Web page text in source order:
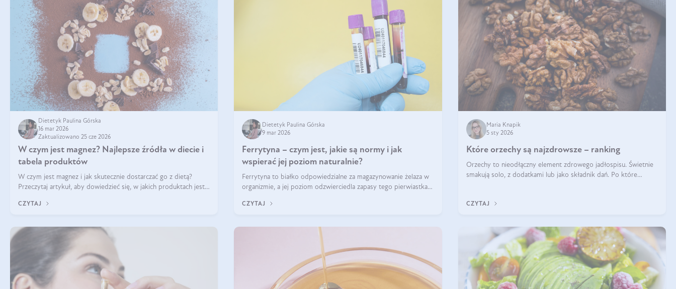
Dietetyk Paulina Górska
16 mar 2026
Zaktualizowano 25 cze 2026
W czym jest magnez? Najlepsze źródła w diecie i
tabela produktów
W czym jest magnez i jak skutecznie dostarczać go z dietą?
Przeczytaj artykuł, aby dowiedzieć się, w jakich produktach jest
CZYTAJ
Dietetyk Paulina Górska
9 mar 2026
Ferrytyna – czym jest, jakie są normy i jak
wspierać jej poziom naturalnie?
Ferrytyna to białko odpowiedzialne za magazynowanie żelaza w
organizmie, a jej poziom odzwierciedla zapasy tego pierwiastka.
ferrytyny daje objawy, które mogą utrudniać codzienne
CZYTAJ
Maria Knapik
5 sty 2026
Które orzechy są najzdrowsze – ranking
Orzechy to nieodłączny element zdrowego jadłospisu. Świetnie
smakują solo, z dodatkami lub jako składnik dań. Po które
CZYTAJ